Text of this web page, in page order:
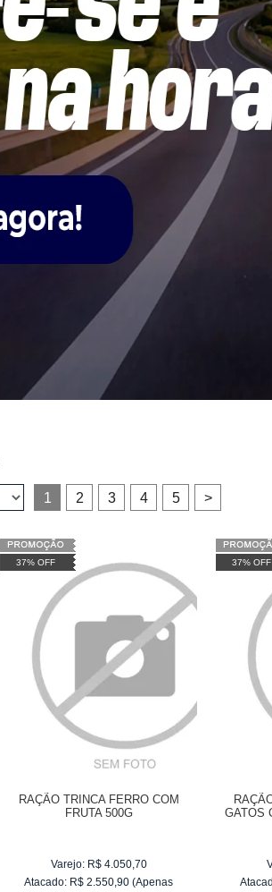
1 2 3 4 5 >
37% OFF
RAÇÃO TRINCA FERRO COM
FRUTA 500G
Varejo: R$ 4.050,70
Atacado: R$ 2.550,90 (Apenas
37% OFF
GATOS